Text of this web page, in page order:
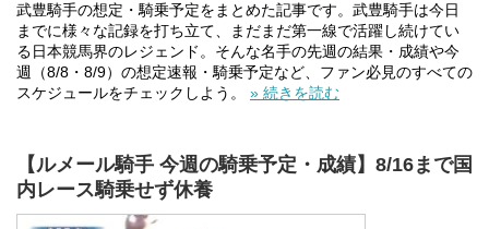
武豊騎手の想定・騎乗予定をまとめた記事です。武豊騎手は今日
までに様々な記録を打ち立て、まだまだ第一線で活躍し続けてい
る日本競馬界のレジェンド。そんな名手の先週の結果・成績や今
週（8/8・8/9）の想定速報・騎乗予定など、ファン必見のすべての
スケジュールをチェックしよう。 » 続きを読む
【ルメール騎手 今週の騎乗予定・成績】8/16まで国
内レース騎乗せず休養